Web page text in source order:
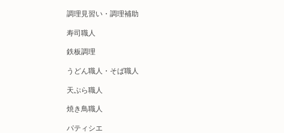
調理見習い・調理補助
寿司職人
鉄板調理
うどん職人・そば職人
天ぷら職人
焼き鳥職人
パティシエ